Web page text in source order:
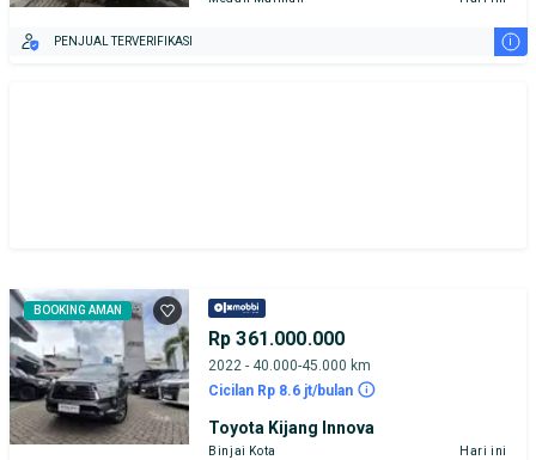
PENJUAL TERVERIFIKASI i
BOOKING AMAN
Rp 361.000.000
2022 - 40.000-45.000 km
Cicilan Rp 8.6 jt/bulan
Toyota Kijang Innova
Binjai Kota Hari ini